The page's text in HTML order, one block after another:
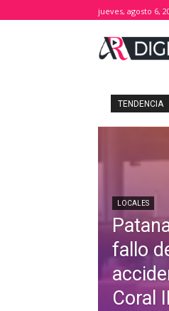
jueves, agosto 6,
TENDENCIA
LOCALES
fallo
Coral